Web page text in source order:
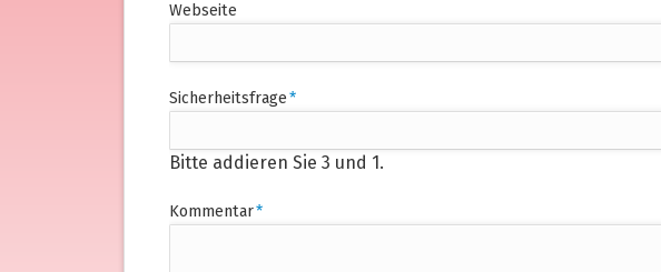
Webseite
Pflichtfeld
Sicherheitsfrage*
Bitte addieren Sie 3 und 1.
Pflichtfeld
Kommentar*